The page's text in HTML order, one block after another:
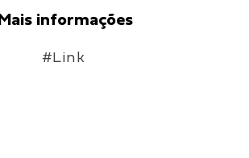
Mais informações
#Link